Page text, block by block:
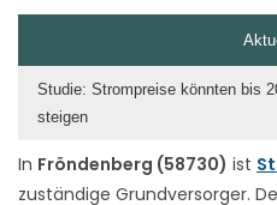
In Fröndenberg (58730) ist
zuständige Grundversorger.
Studie: Strompreise könnten bis
steigen